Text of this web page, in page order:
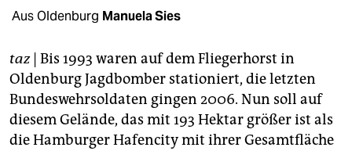
veranstaltungen
fragen & hilfe
unterstützen
abo
Aus Oldenburg Manuela Sies
taz| Bis 1993 waren auf dem Fliegerhorst in
Oldenburg Jagdbomber stationiert, die letzten
Bundeswehrsoldaten gingen 2006. Nun soll auf
diesem Gelände, das mit 193 Hektar größer ist als
die Hamburger Hafencity mit ihrer Gesamtfläche